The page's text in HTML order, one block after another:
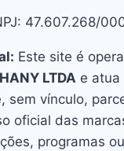
47.607.268/
Este site é
LTDAe atua
sem vínculo,
oficial das
programas